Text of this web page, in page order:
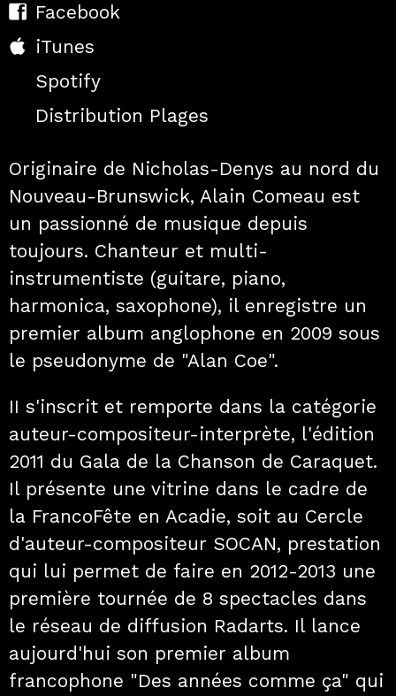
Facebook
iTunes
Spotify
Distribution Plages
Originaire de Nicholas-Denys au nord du
Nouveau-Brunswick, Alain Comeau est
un passionné de musique depuis
toujours. Chanteur et multi-
instrumentiste (guitare, piano,
harmonica, saxophone), il enregistre un
premier album anglophone en 2009 sous
le pseudonyme de "Alan Coe".
II s'inscrit et remporte dans la catégorie
auteur-compositeur-interprète, l'édition
2011 du Gala de la Chanson de Caraquet.
Il présente une vitrine dans le cadre de
la FrancoFête en Acadie, soit au Cercle
d'auteur-compositeur SOCAN, prestation
qui lui permet de faire en 2012-2013 une
première tournée de 8 spectacles dans
le réseau de diffusion Radarts. Il lance
aujourd'hui son premier album
francophone "Des années comme ça" qui